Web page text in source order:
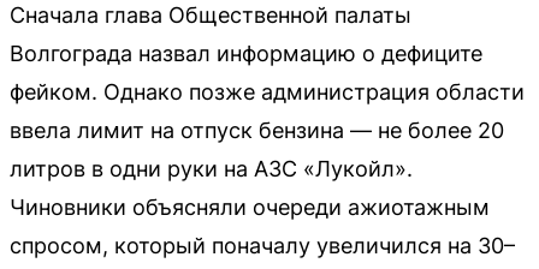
Сначала глава Общественной палаты
Волгограда назвал информацию о дефиците
фейком. Однако позже администрация области
ввела лимит на отпуск бензина — не более 20
литров в одни руки на АЗС «Лукойл».
Чиновники объясняли очереди ажиотажным
спросом, который поначалу увеличился на 30–